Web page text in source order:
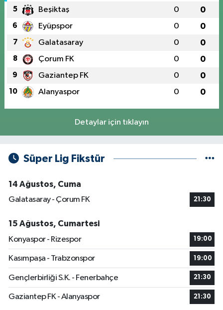
5 Beşiktaş 0 0
6 Eyüpspor 0 0
7 Galatasaray 0 0
8 Çorum FK 0 0
9 Gaziantep FK 0 0
10 Alanyaspor 0 0
Detaylar için tıklayın
Süper Lig Fikstür
14 Ağustos, Cuma
Galatasaray - Çorum FK
21:30
15 Ağustos, Cumartesi
Konyaspor - Rizespor
19:00
Kasımpaşa - Trabzonspor 19:00
Gençlerbirliği S.K. - Fenerbahçe 21:30
Gaziantep FK - Alanyaspor 21:30